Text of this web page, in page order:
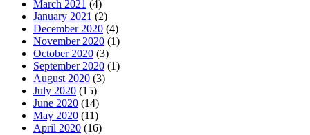
March 2021 (4)
January 2021 (2)
December 2020 (4)
November 2020 (1)
October 2020 (3)
September 2020 (1)
August 2020 (3)
July 2020 (15)
June 2020 (14)
May 2020 (11)
April 2020 (16)